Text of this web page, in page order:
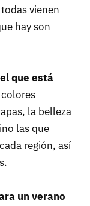
vienen
hay son
que está
la belleza
las que
región, así
un verano